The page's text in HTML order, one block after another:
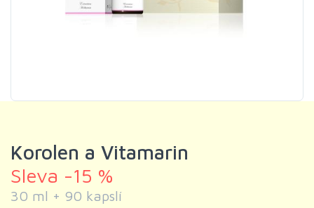
Korolen a Vitamarin
Sleva -15 %
30 ml + 90 kapslí